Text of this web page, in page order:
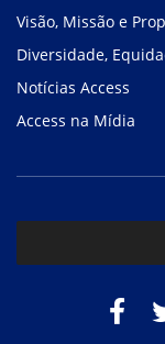
Visão, Missão e
Diversidade,
Notícias Access
Access na Mídia